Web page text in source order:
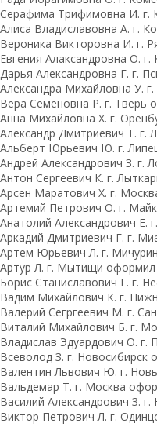
Серафима Трифимовна И. г.
Алиса Владиславовна А. г.
Вероника Викторовна И. г.
Евгения Алаксандровна О.
Дарья Александровна Г. г.
Александра Михайловна У.
Вера Семеновна Р. г. Тверь
Анна Михайловна Х. г.
Александр Дмитриевич Т. г.
Альберт Юрьевич Ю. г.
Андрей Александрович З. г.
Антон Сергеевич К. г.
Арсен Маратович Х. г.
Артемий Петрович О. г.
Анатолий Александрович Е.
Аркадий Дмитриевич Г. г.
Артем Юрьевич Л. г.
Артур Л. г. Мытищи оформил
Борис Станиславович Г. г.
Вадим Михайлович К. г.
Валерий Сегргеевич М. г.
Виталий Михайлович Б. г.
Владислав Эдуардович О. г.
Всеволод З. г. Новосибирск
Валентин Львович Ю. г.
Вальдемар Т. г. Москва
Василий Александрович З.
Виктор Петрович Л. г.